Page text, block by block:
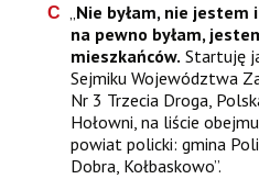
„Nie byłam, nie
na pewno byłam,
mieszkańców. Startuję
Sejmiku Województwa
Nr 3 Trzecia Droga,
Hołowni, na liście
powiat policki: gmina
Dobra, Kołbaskowo”.